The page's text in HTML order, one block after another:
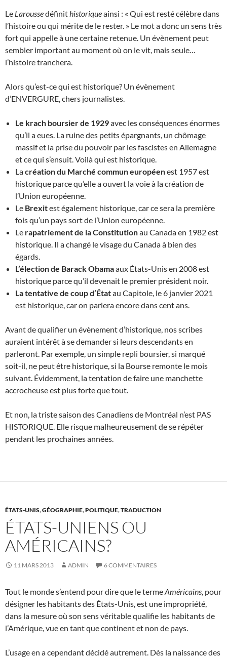
Le Laroussedéfinithistoriqueainsi : « Qui est resté célèbre dans
l’histoire ou qui mérite de le rester. » Le mot a donc un sens très
fort qui appelle à une certaine retenue. Un évènement peut
sembler important au moment où on le vit, mais seule…
l’histoire tranchera.
Alors qu’est-ce qui est historique? Un évènement
d’ENVERGURE, chers journalistes.
Le krach boursier de 1929avec les conséquences énormes
qu’il a eues. La ruine des petits épargnants, un chômage
massif et la prise du pouvoir par les fascistes en Allemagne
et ce qui s’ensuit. Voilà qui est historique.
Lacréation du Marché commun européenest 1957 est
historique parce qu’elle a ouvert la voie à la création de
l’Union européenne.
Le Brexitest également historique, car ce sera la première
fois qu’un pays sort de l’Union européenne.
Le rapatriement de la Constitutionau Canada en 1982 est
historique. Il a changé le visage du Canada à bien des
égards.
L’élection de Barack Obamaaux États-Unis en 2008 est
historique parce qu’il devenait le premier président noir.
La tentative de coup d’Étatau Capitole, le 6 janvier 2021
est historique, car on parlera encore dans cent ans.
Avant de qualifier un évènement d’historique, nos scribes
auraient intérêt à se demander si leurs descendants en
parleront. Par exemple, un simple repli boursier, si marqué
soit-il, ne peut être historique, si la Bourse remonte le mois
suivant. Évidemment, la tentation de faire une manchette
accrocheuse est plus forte que tout.
Et non, la triste saison des Canadiens de Montréal n’est PAS
HISTORIQUE. Elle risque malheureusement de se répéter
pendant les prochaines années.
ÉTATS-UNIS,GÉOGRAPHIE,POLITIQUE,TRADUCTION
ÉTATS-UNIENS OU
AMÉRICAINS?
11 MARS 2013 ADMIN 6 COMMENTAIRES
Tout le monde s’entend pour dire que le termeAméricains, pour
désigner les habitants des États-Unis, est une impropriété,
dans la mesure où son sens véritable qualifie les habitants de
l’Amérique, vue en tant que continent et non de pays.
L’usage en a cependant décidé autrement. Dès la naissance des